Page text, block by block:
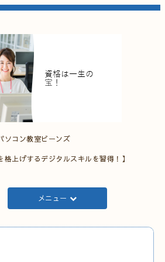
ソコン教室ビーンズ
格上げするデジタルスキルを習得！】
メニュー